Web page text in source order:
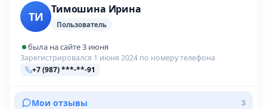
ТИ
Тимошина Ирина
Пользователь
была на сайте 3 июня
Зарегистрировался 1 июня 2024 по номеру телефона
+7 (987) ***-**-91
Мои отзывы 3